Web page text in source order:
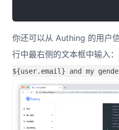
你还可以从 Authing 的用户
行中最右侧的文本框中输入：
${user.email} and my